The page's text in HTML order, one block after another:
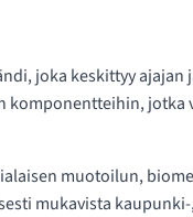
joka keskittyy
jotka
muotoilun,
mukavista